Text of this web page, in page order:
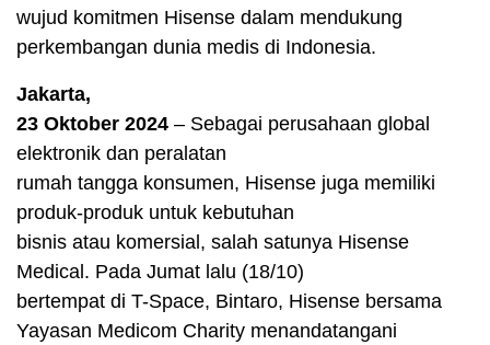
wujud komitmen Hisense dalam mendukung
perkembangan dunia medis di Indonesia.
Jakarta,
23 Oktober 2024 – Sebagai perusahaan global
elektronik dan peralatan
rumah tangga konsumen, Hisense juga memiliki
produk-produk untuk kebutuhan
bisnis atau komersial, salah satunya Hisense
Medical. Pada Jumat lalu (18/10)
bertempat di T-Space, Bintaro, Hisense bersama
Yayasan Medicom Charity menandatangani